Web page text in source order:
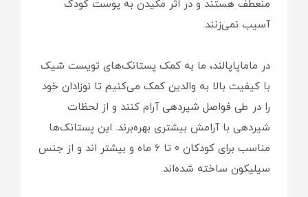
منعطف هستند و در اثر مکیدن به پوست کودک
آسیب نمی‌زنند.
در ماماپاپالند، ما به کمک پستانک‌های تویست شیک
با کیفیت بالا به والدین کمک می‌کنیم تا نوزادان خود
را در طی فواصل شیردهی آرام کنند و از لحظات
شیردهی با آرامش بیشتری بهره‌برند. این پستانک‌ها
مناسب برای کودکان ۰ تا ۶ ماه و بیشتر اند و از جنس
سیلیکون ساخته شده‌اند.